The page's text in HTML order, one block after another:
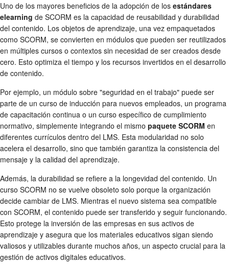
Uno de los mayores beneficios de la adopción de los estándares
elearning de SCORM es la capacidad de reusabilidad y durabilidad
del contenido. Los objetos de aprendizaje, una vez empaquetados
como SCORM, se convierten en módulos que pueden ser reutilizados
en múltiples cursos o contextos sin necesidad de ser creados desde
cero. Esto optimiza el tiempo y los recursos invertidos en el desarrollo
de contenido.
Por ejemplo, un módulo sobre "seguridad en el trabajo" puede ser
parte de un curso de inducción para nuevos empleados, un programa
de capacitación continua o un curso específico de cumplimiento
normativo, simplemente integrando el mismo paquete SCORM en
diferentes currículos dentro del LMS. Esta modularidad no solo
acelera el desarrollo, sino que también garantiza la consistencia del
mensaje y la calidad del aprendizaje.
Además, la durabilidad se refiere a la longevidad del contenido. Un
curso SCORM no se vuelve obsoleto solo porque la organización
decide cambiar de LMS. Mientras el nuevo sistema sea compatible
con SCORM, el contenido puede ser transferido y seguir funcionando.
Esto protege la inversión de las empresas en sus activos de
aprendizaje y asegura que los materiales educativos sigan siendo
valiosos y utilizables durante muchos años, un aspecto crucial para la
gestión de activos digitales educativos.